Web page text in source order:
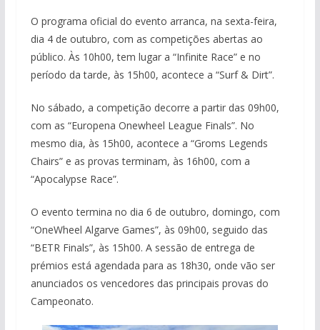
O programa oficial do evento arranca, na sexta-feira,
dia 4 de outubro, com as competições abertas ao
público. Às 10h00, tem lugar a “Infinite Race” e no
período da tarde, às 15h00, acontece a “Surf & Dirt”.
No sábado, a competição decorre a partir das 09h00,
com as “Europena Onewheel League Finals”. No
mesmo dia, às 15h00, acontece a “Groms Legends
Chairs” e as provas terminam, às 16h00, com a
“Apocalypse Race”.
O evento termina no dia 6 de outubro, domingo, com
“OneWheel Algarve Games”, às 09h00, seguido das
“BETR Finals”, às 15h00. A sessão de entrega de
prémios está agendada para as 18h30, onde vão ser
anunciados os vencedores das principais provas do
Campeonato.